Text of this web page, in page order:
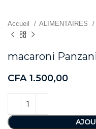
Accueil ALIMENTAIRES
macaroni
CFA 1.500,00